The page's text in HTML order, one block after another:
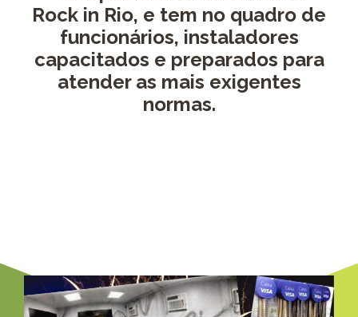
Rock in Rio, e tem no quadro de
funcionários, instaladores
capacitados e preparados para
atender as mais exigentes
normas.